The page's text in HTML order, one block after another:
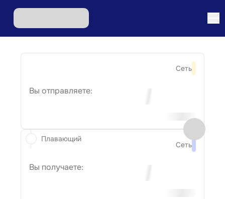
Сеть
Вы отправляете:
Сеть
Вы получаете:
Плавающий